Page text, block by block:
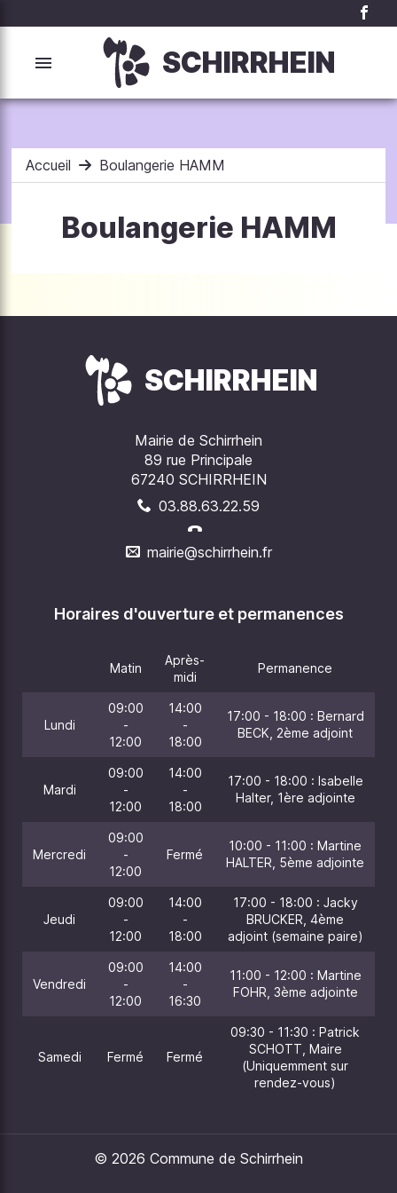
SCHIRRHEIN
Accueil Boulangerie HAMM
Boulangerie HAMM
SCHIRRHEIN
Mairie de Schirrhein
89 rue Principale
67240 SCHIRRHEIN
03.88.63.22.59
mairie@schirrhein.fr
Horaires d'ouverture et permanences
Matin
Après-
midi
Permanence
Lundi
09:00
-
12:00
14:00
-
18:00
17:00 - 18:00 : Bernard
BECK, 2ème adjoint
Mardi
09:00
-
12:00
14:00
-
18:00
17:00 - 18:00 : Isabelle
Halter, 1ère adjointe
Mercredi
09:00
-
12:00
Fermé
10:00 - 11:00 : Martine
HALTER, 5ème adjointe
Jeudi
09:00
-
12:00
14:00
-
18:00
17:00 - 18:00 : Jacky
BRUCKER, 4ème
adjoint (semaine paire)
Vendredi
09:00
-
12:00
14:00
-
16:30
11:00 - 12:00 : Martine
FOHR, 3ème adjointe
Samedi Fermé Fermé
09:30 - 11:30 : Patrick
SCHOTT, Maire
(Uniquemment sur
rendez-vous)
© 2026 Commune de Schirrhein